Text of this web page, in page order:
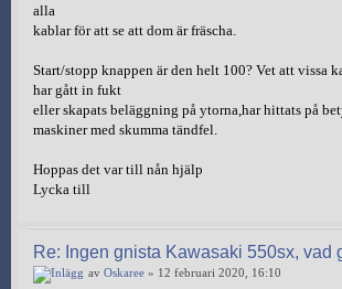
alla
kablar för att se att dom är fräscha.
Start/stopp knappen är den helt 100? Vet att vissa
har gått in fukt
eller skapats beläggning på ytorna,har hittats på
maskiner med skumma tändfel.
Hoppas det var till nån hjälp
Lycka till
Re: Ingen gnista Kawasaki 550sx, vad
av Oskaree » 12 februari 2020, 16:10